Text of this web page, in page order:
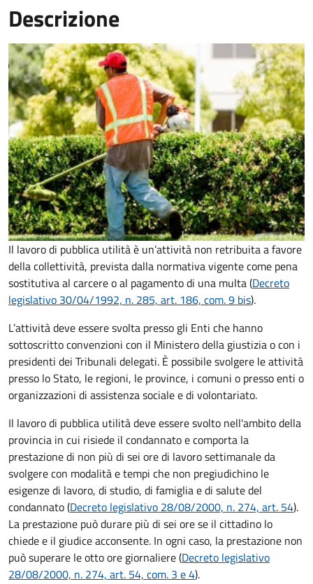
Descrizione
Il lavoro di pubblica utilità è un’attività non retribuita a favore
della collettività, prevista dalla normativa vigente come pena
sostitutiva al carcere o al pagamento di una multa (Decreto
legislativo 30/04/1992, n. 285, art. 186, com. 9 bis).
L’attività deve essere svolta presso gli Enti che hanno
sottoscritto convenzioni con il Ministero della giustizia o con i
presidenti dei Tribunali delegati. È possibile svolgere le attività
presso lo Stato, le regioni, le province, i comuni o presso enti o
organizzazioni di assistenza sociale e di volontariato.
Il lavoro di pubblica utilità deve essere svolto nell'ambito della
provincia in cui risiede il condannato e comporta la
prestazione di non più di sei ore di lavoro settimanale da
svolgere con modalità e tempi che non pregiudichino le
esigenze di lavoro, di studio, di famiglia e di salute del
condannato (Decreto legislativo 28/08/2000, n. 274, art. 54).
La prestazione può durare più di sei ore se il cittadino lo
chiede e il giudice acconsente. In ogni caso, la prestazione non
può superare le otto ore giornaliere (Decreto legislativo
28/08/2000, n. 274, art. 54, com. 3 e 4).